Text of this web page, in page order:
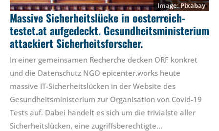
Pixabay
Massive Sicherheitslücke in oesterreich-
testet.at aufgedeckt. Gesundheitsministerium
attackiert Sicherheitsforscher.
In einer gemeinsamen Recherche decken ORF konkret
und die Datenschutz NGO epicenter.works heute
massive IT-Sicherheitslücken in der Website des
Gesundheitsministerium zur Organisation von Covid-19
Tests auf. Dabei handelt es sich um die trivialste aller
Sicherheitslücken, eine zugriffsberechtigte…